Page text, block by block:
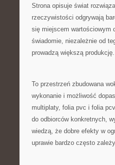
Strona opisuje świat
rzeczywistości odgrywają
się miejscem wartościowym
świadomie, niezależnie od
prowadzą większą produkcję.
To przestrzeń zbudowana
wykonanie i możliwość
multiplaty, folia pvc i folia
do odbiorców konkretnych,
wiedzą, że dobre efekty w
uprawie bardzo często